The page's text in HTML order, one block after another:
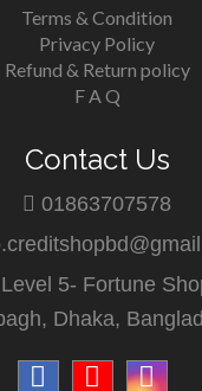
Terms & Condition
Privacy Policy
Refund & Return policy
F A Q
Contact Us
01863707578
5- Fortune
Dhaka,